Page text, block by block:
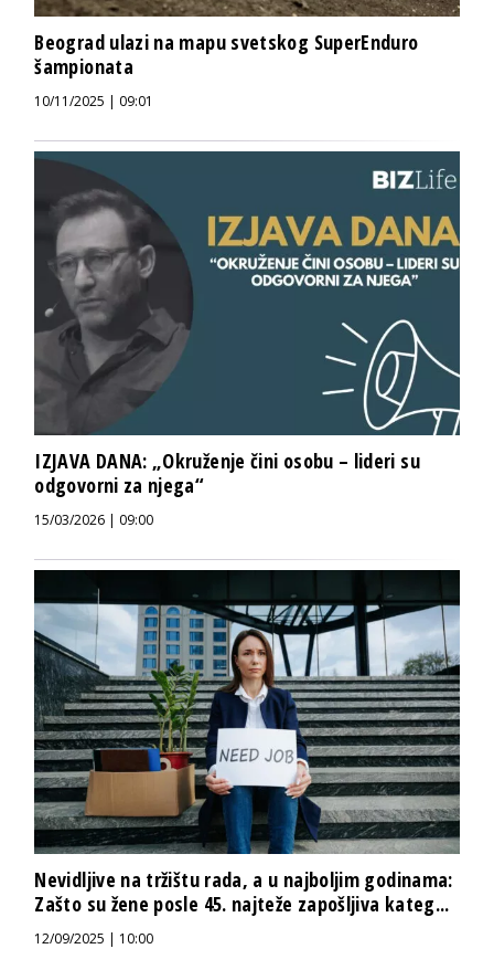
Beograd ulazi na mapu svetskog SuperEnduro
šampionata
10/11/2025 | 09:01
IZJAVA DANA: „Okruženje čini osobu – lideri su
odgovorni za njega“
15/03/2026 | 09:00
Nevidljive na tržištu rada, a u najboljim godinama:
Zašto su žene posle 45. najteže zapošljiva kateg...
12/09/2025 | 10:00